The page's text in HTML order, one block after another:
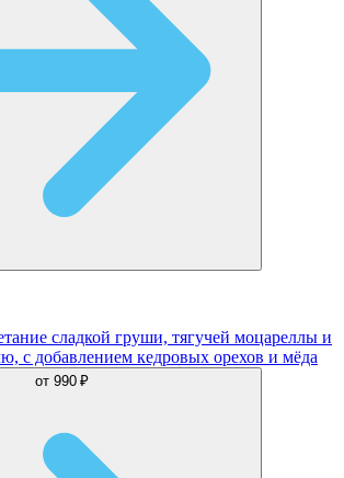
сладкой груши, тягучей моцареллы и
с добавлением кедровых орехов и мёда
от 990 ₽